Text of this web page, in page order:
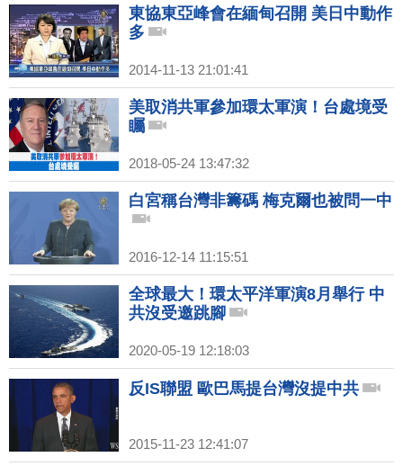
東協東亞峰會在緬甸召開 美日中動作
多
2014-11-13 21:01:41
美取消共軍參加環太軍演！台處境受
矚
2018-05-24 13:47:32
白宮稱台灣非籌碼 梅克爾也被問一中
2016-12-14 11:15:51
全球最大！環太平洋軍演8月舉行 中
共沒受邀跳腳
2020-05-19 12:18:03
反IS聯盟 歐巴馬提台灣沒提中共
2015-11-23 12:41:07